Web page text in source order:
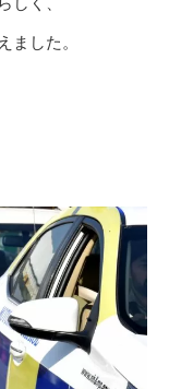
ました。